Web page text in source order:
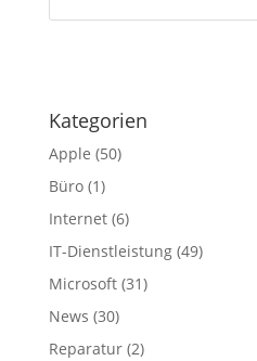
Kategorien
Apple (50)
Büro(1)
Internet(6)
IT-Dienstleistung(49)
Microsoft(31)
News (30)
Reparatur(2)